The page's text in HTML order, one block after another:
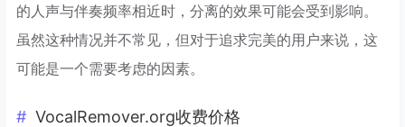
的人声与伴奏频率相近时，分离的效果可能会受到影响。
虽然这种情况并不常见，但对于追求完美的用户来说，这
可能是一个需要考虑的因素。
VocalRemover.org收费价格